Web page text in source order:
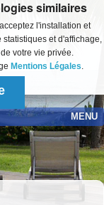
similaires
l'installation et
et d'affichage,
votre vie privée.
Mentions Légales.
MENU